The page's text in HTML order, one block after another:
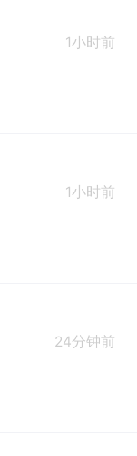
1小时前
1小时前
24分钟前